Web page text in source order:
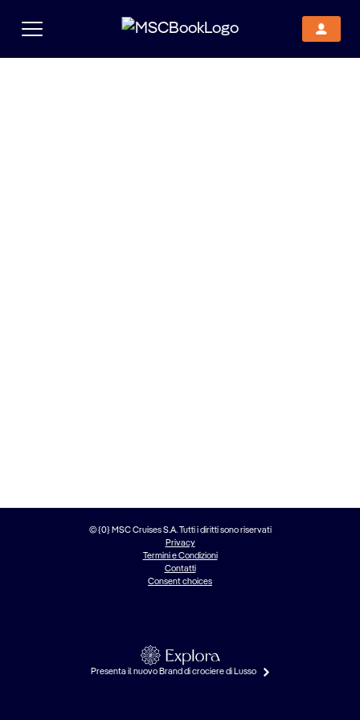
© {0} MSC Cruises S.A. Tutti i diritti sono riservati
Privacy
Termini e Condizioni
Contatti
Consent choices
Presenta il nuovo Brand di crociere di Lusso